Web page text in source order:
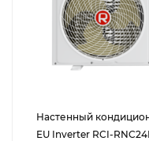
Настенный
EU Inverter RCI-